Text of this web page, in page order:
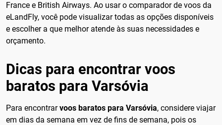
France e British Airways. Ao usar o comparador de voos da
eLandFly, você pode visualizar todas as opções disponíveis
e escolher a que melhor atende às suas necessidades e
orçamento.
Dicas para encontrar voos
baratos para Varsóvia
Para encontrarvoos baratos para Varsóvia, considere viajar
em dias da semana em vez de fins de semana, pois os